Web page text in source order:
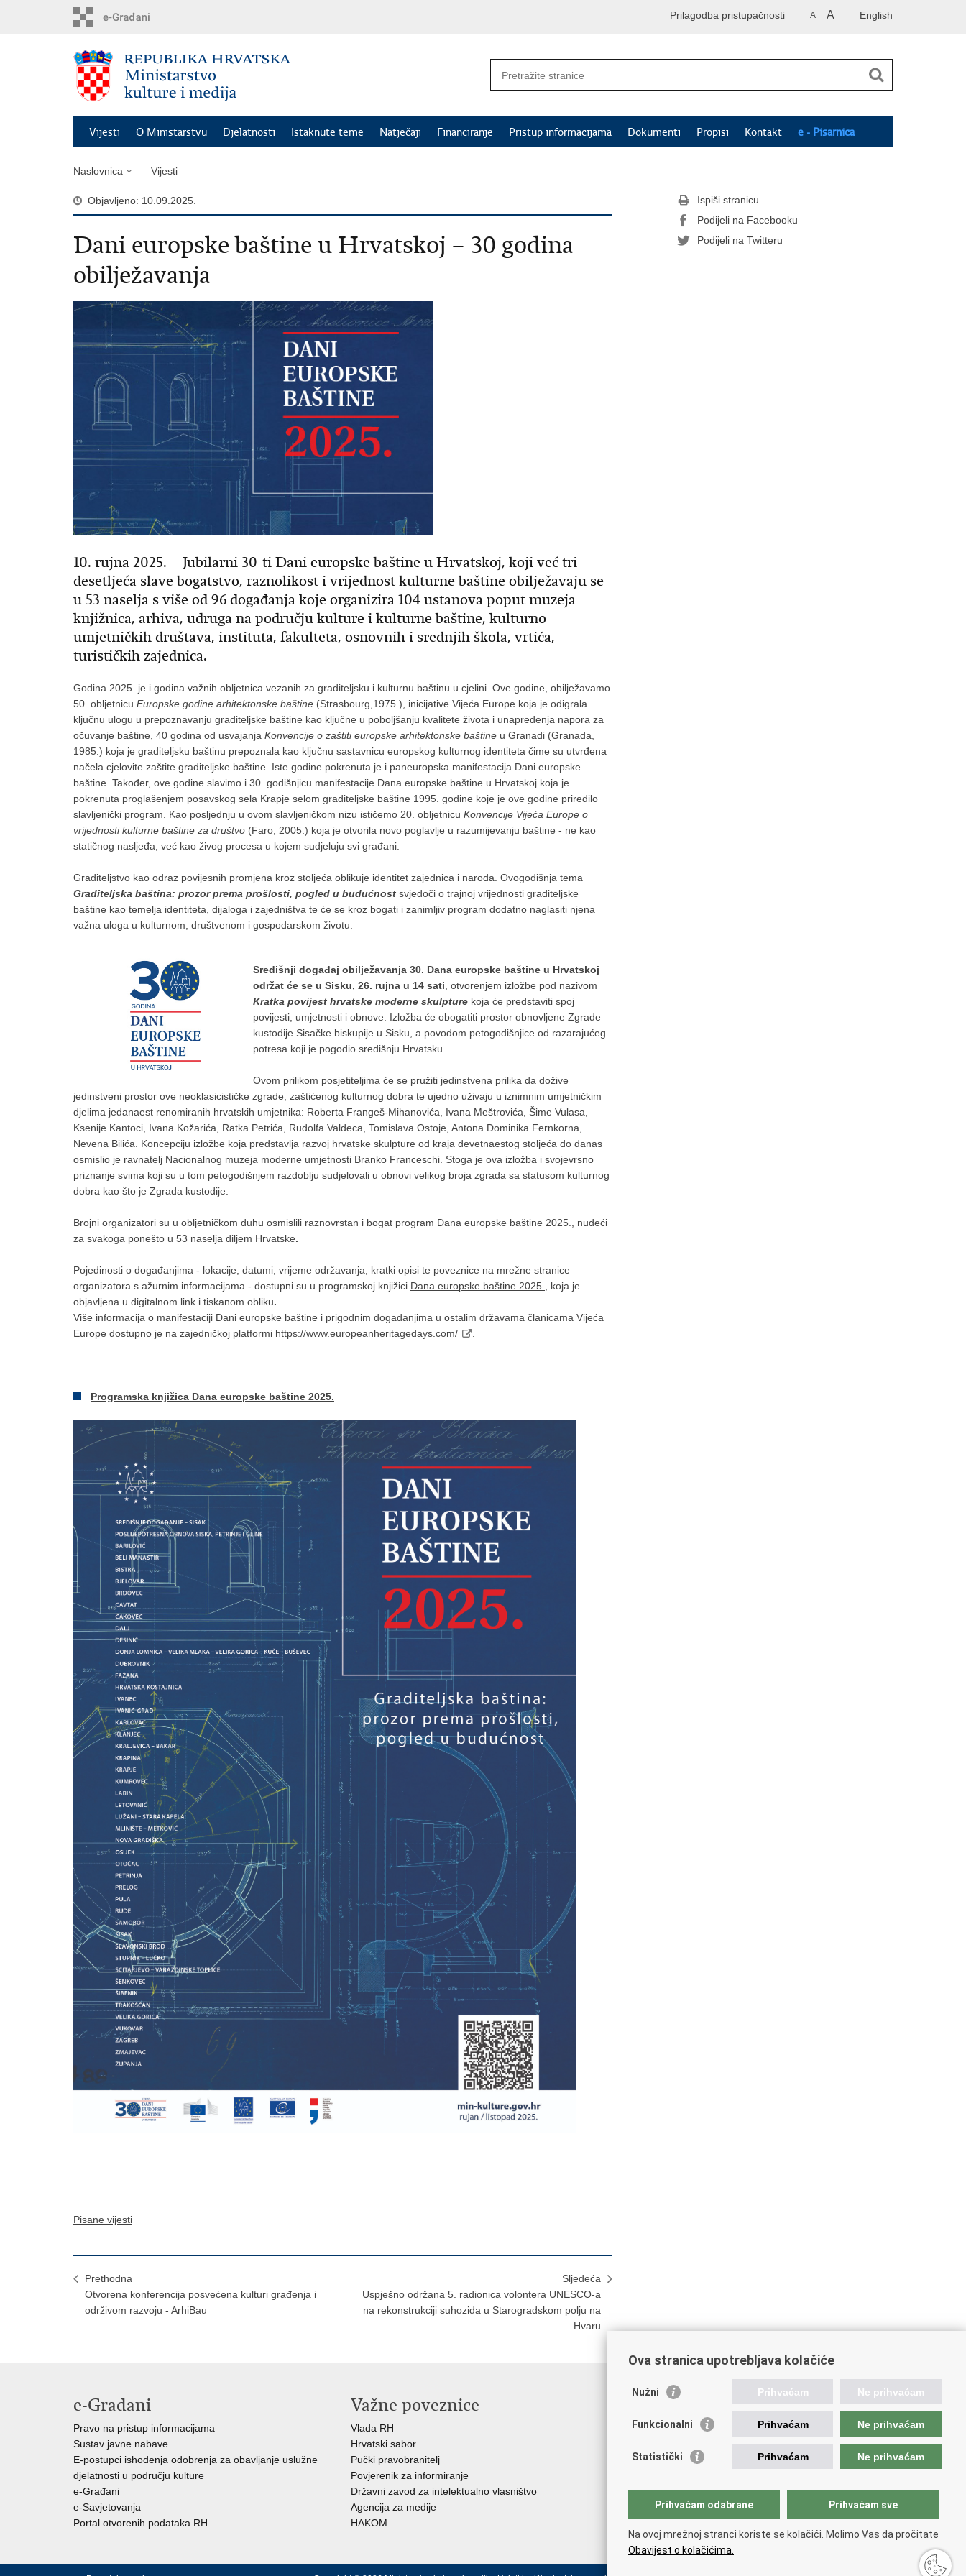
English
A A
Prilagodba pristupačnosti
Vijesti O Ministarstvu Djelatnosti Istaknute teme Natječaji Financiranje Pristup informacijama Dokumenti Propisi Kontakt e - Pisarnica
Naslovnica Vijesti
Objavljeno: 10.09.2025.
Dani europske baštine u Hrvatskoj – 30 godina
obilježavanja
10. rujna 2025. - Jubilarni 30-ti Dani europske baštine u Hrvatskoj, koji već tri
desetljeća slave bogatstvo, raznolikost i vrijednost kulturne baštine obilježavaju se
u 53 naselja s više od 96 događanja koje organizira 104 ustanova poput muzeja
knjižnica, arhiva, udruga na području kulture i kulturne baštine, kulturno
umjetničkih društava, instituta, fakulteta, osnovnih i srednjih škola, vrtića,
turističkih zajednica.
Godina 2025. je i godina važnih obljetnica vezanih za graditeljsku i kulturnu baštinu u cjelini. Ove godine, obilježavamo
50. obljetnicu Europske godine arhitektonske baštine (Strasbourg,1975.), inicijative Vijeća Europe koja je odigrala
ključnu ulogu u prepoznavanju graditeljske baštine kao ključne u poboljšanju kvalitete života i unapređenja napora za
očuvanje baštine, 40 godina od usvajanja Konvencije o zaštiti europske arhitektonske baštine u Granadi (Granada,
1985.) koja je graditeljsku baštinu prepoznala kao ključnu sastavnicu europskog kulturnog identiteta čime su utvrđena
načela cjelovite zaštite graditeljske baštine. Iste godine pokrenuta je i paneuropska manifestacija Dani europske
baštine. Također, ove godine slavimo i 30. godišnjicu manifestacije Dana europske baštine u Hrvatskoj koja je
pokrenuta proglašenjem posavskog sela Krapje selom graditeljske baštine 1995. godine koje je ove godine priredilo
slavljenički program. Kao posljednju u ovom slavljeničkom nizu ističemo 20. obljetnicu Konvencije Vijeća Europe o
vrijednosti kulturne baštine za društvo (Faro, 2005.) koja je otvorila novo poglavlje u razumijevanju baštine - ne kao
statičnog nasljeđa, već kao živog procesa u kojem sudjeluju svi građani.
Graditeljstvo kao odraz povijesnih promjena kroz stoljeća oblikuje identitet zajednica i naroda. Ovogodišnja tema
Graditeljska baština: prozor prema prošlosti, pogled u budućnost svjedoči o trajnoj vrijednosti graditeljske
baštine kao temelja identiteta, dijaloga i zajedništva te će se kroz bogati i zanimljiv program dodatno naglasiti njena
važna uloga u kulturnom, društvenom i gospodarskom životu.
Središnji događaj obilježavanja 30. Dana europske baštine u Hrvatskoj
održat će se u Sisku, 26. rujna u 14 sati , otvorenjem izložbe pod nazivom
Kratka povijest hrvatske moderne skulpture koja će predstaviti spoj
povijesti, umjetnosti i obnove. Izložba će obogatiti prostor obnovljene Zgrade
kustodije Sisačke biskupije u Sisku, a povodom petogodišnjice od razarajućeg
potresa koji je pogodio središnju Hrvatsku.
Ovom prilikom posjetiteljima će se pružiti jedinstvena prilika da dožive
jedinstveni prostor ove neoklasicističke zgrade, zaštićenog kulturnog dobra te ujedno uživaju u iznimnim umjetničkim
djelima jedanaest renomiranih hrvatskih umjetnika: Roberta Frangeš-Mihanovića, Ivana Meštrovića, Šime Vulasa,
Ksenije Kantoci, Ivana Kožarića, Ratka Petrića, Rudolfa Valdeca, Tomislava Ostoje, Antona Dominika Fernkorna,
Nevena Bilića. Koncepciju izložbe koja predstavlja razvoj hrvatske skulpture od kraja devetnaestog stoljeća do danas
osmislio je ravnatelj Nacionalnog muzeja moderne umjetnosti Branko Franceschi. Stoga je ova izložba i svojevrsno
priznanje svima koji su u tom petogodišnjem razdoblju sudjelovali u obnovi velikog broja zgrada sa statusom kulturnog
dobra kao što je Zgrada kustodije.
Brojni organizatori su u obljetničkom duhu osmislili raznovrstan i bogat program Dana europske baštine 2025., nudeći
za svakoga ponešto u 53 naselja diljem Hrvatske.
Pojedinosti o događanjima - lokacije, datumi, vrijeme održavanja, kratki opisi te poveznice na mrežne stranice
organizatora s ažurnim informacijama - dostupni su u programskoj knjižici Dana europske baštine 2025.
, koja je
objavljena u digitalnom link i tiskanom obliku.
Više informacija o manifestaciji Dani europske baštine i prigodnim događanjima u ostalim državama članicama Vijeća
Europe dostupno je na zajedničkoj platformi https://www.europeanheritagedays.com/
Programska knjižica Dana europske baštine 2025.
Pisane vijesti
Prethodna
Otvorena konferencija posvećena kulturi građenja i
održivom razvoju - ArhiBau
Sljedeća
Uspješno održana 5. radionica volontera UNESCO-a
na rekonstrukciji suhozida u Starogradskom polju na
Hvaru
Ispiši stranicu
Podijeli na Facebooku
Podijeli na Twitteru
e-Građani
Pravo na pristup informacijama
Sustav javne nabave
E-postupci ishođenja odobrenja za obavljanje uslužne
djelatnosti u području kulture
e-Građani
e-Savjetovanja
Portal otvorenih podataka RH
Važne poveznice
Vlada RH
Hrvatski sabor
Pučki pravobranitelj
Povjerenik za informiranje
Državni zavod za intelektualno vlasništvo
Agencija za medije
HAKOM
Ostale poveznice
Hrvatski restauratorski zavod
Zaklada Kultura nova
Cultural heritage in EU
EU National Institutes for Culture
Međunarodni centar za podvodnu arheologiju u Zadru
(MCPA)
Ova stranica upotrebljava kolačiće
Nužni Prihvaćam Ne prihvaćam
Funkcionalni Prihvaćam Ne prihvaćam
Statistički Prihvaćam Ne prihvaćam
Prihvaćam odabrane Prihvaćam sve
Na ovoj mrežnoj stranci koriste se kolačići. Molimo Vas da pročitate
Obavijest o kolačićima.